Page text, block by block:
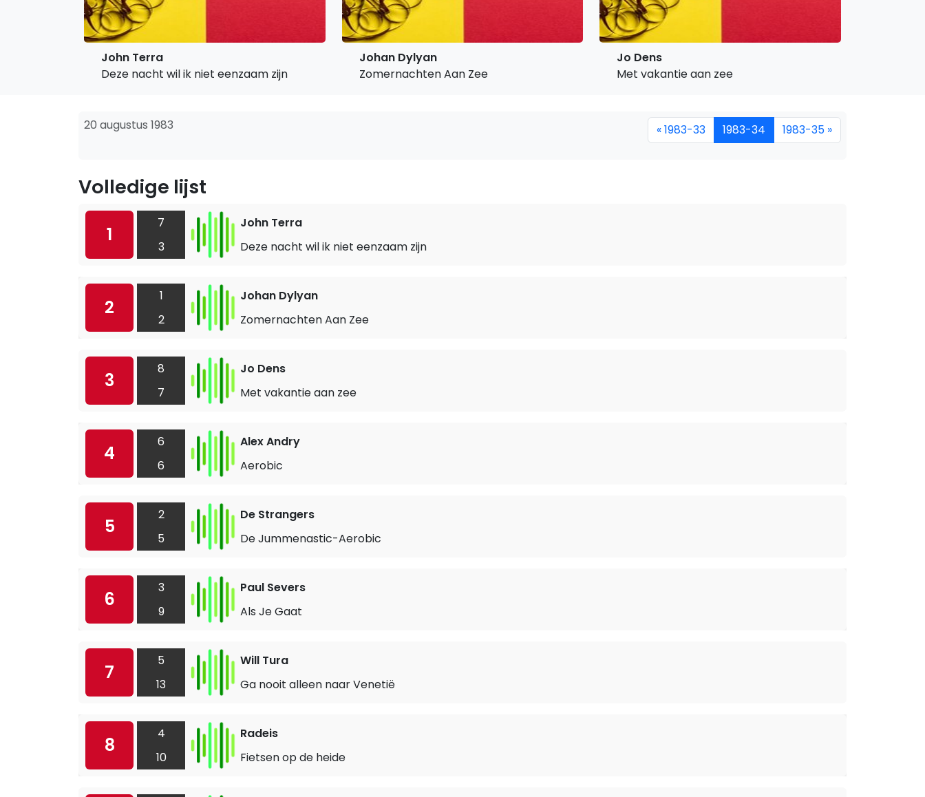
John Terra
Deze nacht wil ik niet eenzaam zijn
Johan Dylyan
Zomernachten Aan Zee
Jo Dens
Met vakantie aan zee
20 augustus 1983 « 1983-33 1983-34 1983-35 »
Volledige lijst
1
7
3
John Terra
Deze nacht wil ik niet eenzaam zijn
2
1
2
Johan Dylyan
Zomernachten Aan Zee
3
8
7
Jo Dens
Met vakantie aan zee
4
6
6
Alex Andry
Aerobic
5
2
5
De Strangers
De Jummenastic-Aerobic
6
3
9
Paul Severs
Als Je Gaat
7
5
13
Will Tura
Ga nooit alleen naar Venetië
8
4
10
Radeis
Fietsen op de heide